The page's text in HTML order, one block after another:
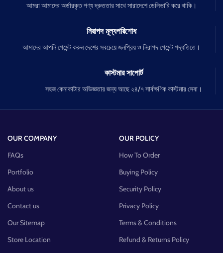
আমরা আমাদের অর্ডারকৃত পণ্য দ্রুততার সাথে সারাদেশে ডেলিভারি করে থাকি।
নিরাপদ মূল্যপরিশোধ
আমাদের আপনি পেমেন্ট করুন দেশের সবচেয়ে জনপ্রিয় ও নিরাপদ পেমেন্ট পদ্ধতিতে।
কাস্টমার সাপোর্ট
সহজ কেনাকাটার অভিজ্ঞতার জন্য আছে ২৪/৭ সার্বক্ষণিক কাস্টমার সেবা।
OUR COMPANY
FAQs
Portfolio
About us
Contact us
Our Sitemap
Store Location
OUR POLICY
How To Order
Buying Policy
Security Policy
Privacy Policy
Terms & Conditions
Refund & Returns Policy